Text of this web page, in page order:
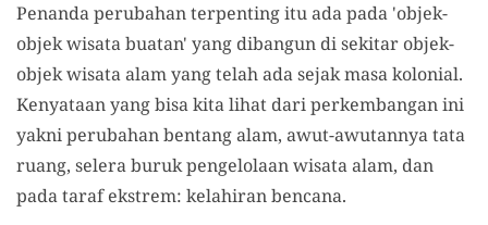
Penanda perubahan terpenting itu ada pada 'objek-
objek wisata buatan' yang dibangun di sekitar objek-
objek wisata alam yang telah ada sejak masa kolonial.
Kenyataan yang bisa kita lihat dari perkembangan ini
yakni perubahan bentang alam, awut-awutannya tata
ruang, selera buruk pengelolaan wisata alam, dan
pada taraf ekstrem: kelahiran bencana.